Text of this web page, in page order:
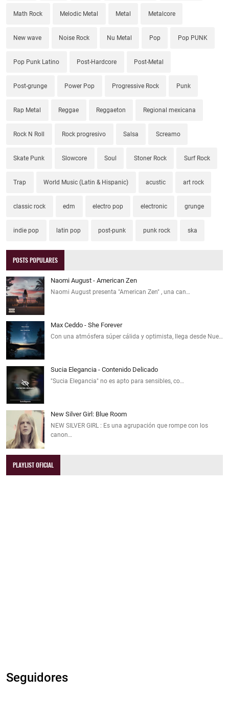
Math Rock Melodic Metal Metal Metalcore
New wave Noise Rock Nu Metal Pop Pop PUNK
Pop Punk Latino Post-Hardcore Post-Metal
Post-grunge Power Pop Progressive Rock Punk
Rap Metal Reggae Reggaeton Regional mexicana
Rock N Roll Rock progresivo Salsa Screamo
Skate Punk Slowcore Soul Stoner Rock Surf Rock
Trap World Music (Latin & Hispanic) acustic art rock
classic rock edm electro pop electronic grunge
indie pop latin pop post-punk punk rock ska
POSTS POPULARES
Naomi August - American Zen
Naomi August presenta "American Zen" , una can…
Max Ceddo - She Forever
Con una atmósfera súper cálida y optimista, llega desde Nue…
Sucia Elegancia - Contenido Delicado
"Sucia Elegancia" no es apto para sensibles, co…
New Silver Girl: Blue Room
NEW SILVER GIRL : Es una agrupación que rompe con los
canon…
PLAYLIST OFICIAL
Seguidores